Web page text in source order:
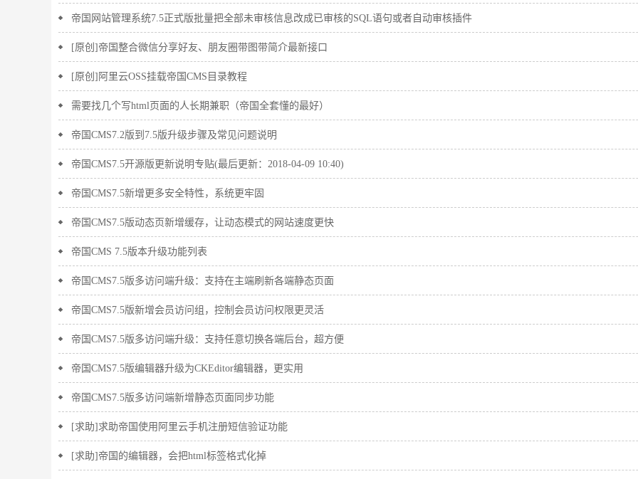
帝国网站管理系统7.5正式版批量把全部未审核信息改成已审核的SQL语句或者自动审核插件
[原创]帝国整合微信分享好友、朋友圈带图带简介最新接口
[原创]阿里云OSS挂载帝国CMS目录教程
需要找几个写html页面的人长期兼职（帝国全套懂的最好）
帝国CMS7.2版到7.5版升级步骤及常见问题说明
帝国CMS7.5开源版更新说明专贴(最后更新：2018-04-09 10:40)
帝国CMS7.5新增更多安全特性，系统更牢固
帝国CMS7.5版动态页新增缓存，让动态模式的网站速度更快
帝国CMS 7.5版本升级功能列表
帝国CMS7.5版多访问端升级：支持在主端刷新各端静态页面
帝国CMS7.5版新增会员访问组，控制会员访问权限更灵活
帝国CMS7.5版多访问端升级：支持任意切换各端后台，超方便
帝国CMS7.5版编辑器升级为CKEditor编辑器，更实用
帝国CMS7.5版多访问端新增静态页面同步功能
[求助]求助帝国使用阿里云手机注册短信验证功能
[求助]帝国的编辑器，会把html标签格式化掉